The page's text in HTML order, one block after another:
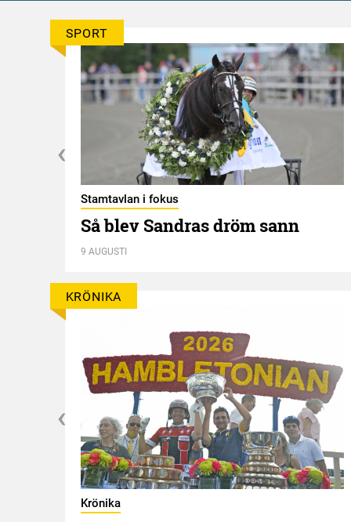
SPORT
Stamtavlan i fokus
Så blev Sandras dröm sann
9 AUGUSTI
KRÖNIKA
Krönika